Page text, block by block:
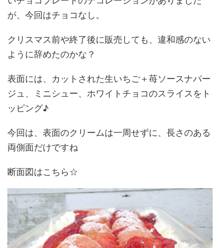
が、今回はチョコなし。
クリスマス前や終了後に販売しても、違和感のない
ように辞めたのかな？
表面には、カットされた生いちご＋苺ソースナパー
ジュ、ミニシュー、ホワイトチョコのスライスをト
ッピング♪
今回は、表面のクリームは一周せずに、長さのある
両側面だけですね
断面図はこちら☆